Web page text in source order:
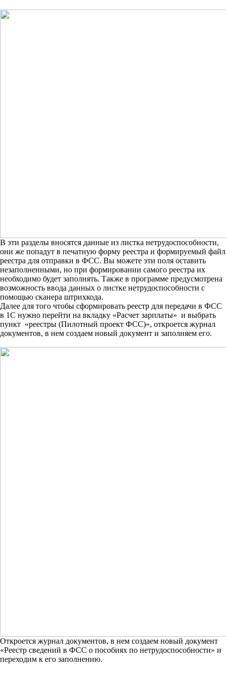
В эти разделы вносятся данные из листка нетрудоспособности,
они же попадут в печатную форму реестра и формируемый файл
реестра для отправки в ФСС. Вы можете эти поля оставить
незаполненными, но при формировании самого реестра их
необходимо будет заполнять. Также в программе предусмотрена
возможность ввода данных о листке нетрудоспособности с
помощью сканера штрихкода.
Далее для того чтобы сформировать реестр для передачи в ФСС
в 1С нужно перейти на вкладку «Расчет зарплаты» и выбрать
пункт «реестры (Пилотный проект ФСС)», откроется журнал
документов, в нем создаем новый документ и заполняем его.
Откроется журнал документов, в нем создаем новый документ
«Реестр сведений в ФСС о пособиях по нетрудоспособности» и
переходим к его заполнению.